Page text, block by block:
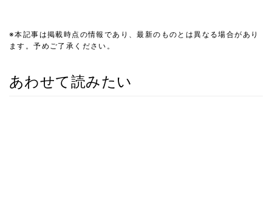
※本記事は掲載時点の情報であり、最新のものとは異なる場合があり
ます。予めご了承ください。
あわせて読みたい